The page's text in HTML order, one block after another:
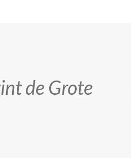
de Grote